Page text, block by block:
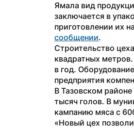
Ямала вид
заключается в
сообщении.
Строительство
квадратных
в год.
предприятия
В Тазовском
тысяч голов. В
кампанию мяса с
«Новый цех